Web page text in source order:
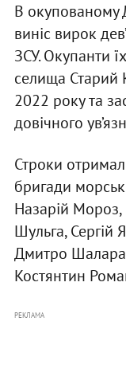
В окупованому
виніс вирок
ЗСУ. Окупанти
селища Старий
2022 року та
довічного
Строки
бригади
Назарій
Шульга, Сергій
Дмитро
Костянтин
РЕКЛАМА